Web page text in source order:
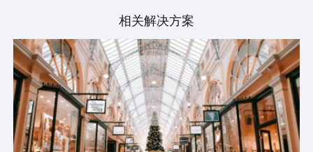
相关解决方案